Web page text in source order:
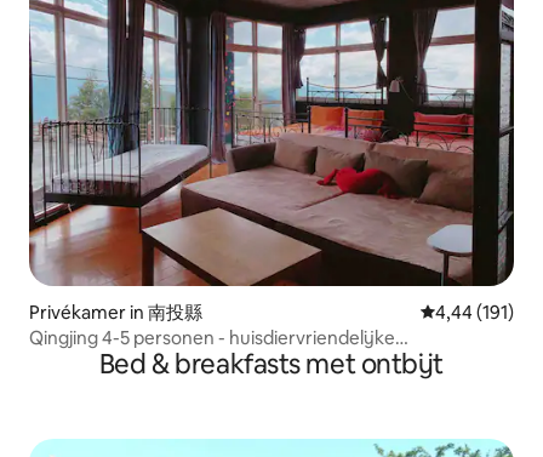
Privékamer in 南投縣 Gemiddelde
4,44 (191)
Qingjing 4-5 personen - huisdiervriendelijke
accommodatie - Kleine Zwitserse tuin 10 minuten - Dicht
bij Qingjing Farm - Speciale bus voor het kijken naar de
Bed & breakfasts met ontbijt